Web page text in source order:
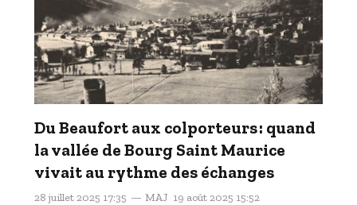
Du Beaufort aux colporteurs : quand
la vallée de Bourg Saint Maurice
vivait au rythme des échanges
28 juillet 2025 17:35 MAJ 19 août 2025 15:52